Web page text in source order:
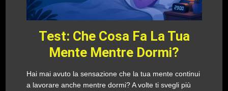
Test: Che Cosa Fa La Tua
Mente Mentre Dormi?
Hai mai avuto la sensazione che la tua mente continui
a lavorare anche mentre dormi? A volte ti svegli più